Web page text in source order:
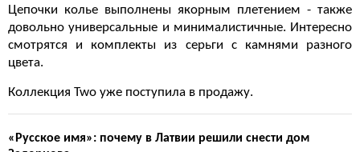
Цепочки колье выполнены якорным плетением - также
довольно универсальные и минималистичные. Интересно
смотрятся и комплекты из серьги с камнями разного
цвета.
Коллекция Two уже поступила в продажу.
«Русское имя»: почему в Латвии решили снести дом